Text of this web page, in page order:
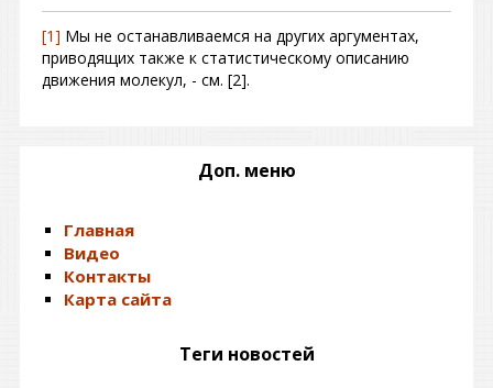
[1] Мы не останавливаемся на других аргументах,
приводящих также к статистическому описанию
движения молекул, - см. [2].
Доп. меню
Главная
Видео
Контакты
Карта сайта
Теги новостей